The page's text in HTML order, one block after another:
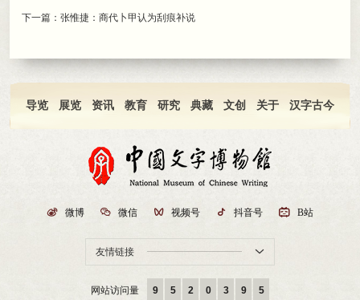
下一篇： 张惟捷：商代卜甲认为刮痕补说
导览 展览 资讯 教育 研究 典藏 文创 关于 汉字古今
友情链接 
 微博  微信  视频号  抖音号  B站
网站访问量 9 5 2 0 3 9 5